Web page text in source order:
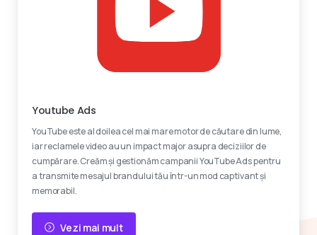
Youtube Ads
YouTube este al doilea cel mai mare motor de căutare din lume,
iar reclamele video au un impact major asupra deciziilor de
cumpărare. Creăm și gestionăm campanii YouTube Ads pentru
a transmite mesajul brandului tău într-un mod captivant și
memorabil.
Vezi mai mult